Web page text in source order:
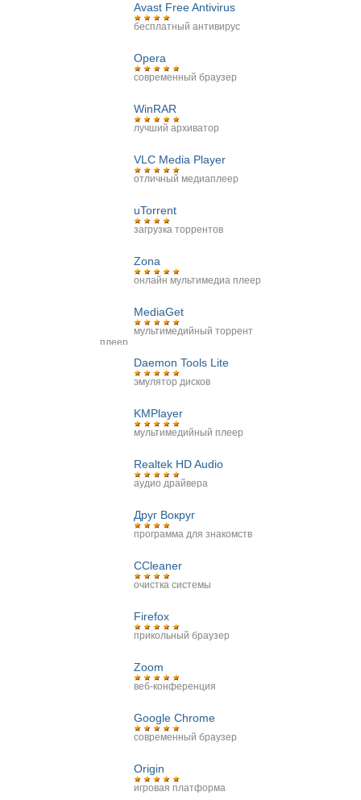
Avast Free Antivirus
бесплатный антивирус
Opera
современный браузер
WinRAR
лучший архиватор
VLC Media Player
отличный медиаплеер
uTorrent
загрузка торрентов
Zona
онлайн мультимедиа плеер
MediaGet
мультимедийный торрент
плеер
Daemon Tools Lite
эмулятор дисков
KMPlayer
мультимедийный плеер
Realtek HD Audio
аудио драйвера
Друг Вокруг
программа для знакомств
CCleaner
очистка системы
Firefox
прикольный браузер
Zoom
веб-конференция
Google Chrome
современный браузер
Origin
игровая платформа